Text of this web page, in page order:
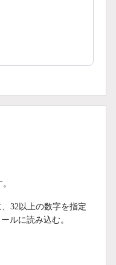
32以上の数字を指定
ルに読み込む。